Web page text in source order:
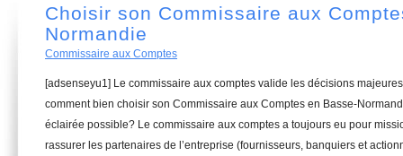
Choisir son Commissaire aux
Normandie
Commissaire aux Comptes
[adsenseyu1] Le commissaire aux comptes valide les décisions
comment bien choisir son Commissaire aux Comptes en Basse-
éclairée possible? Le commissaire aux comptes a toujours eu pour
rassurer les partenaires de l’entreprise (fournisseurs, banquiers et